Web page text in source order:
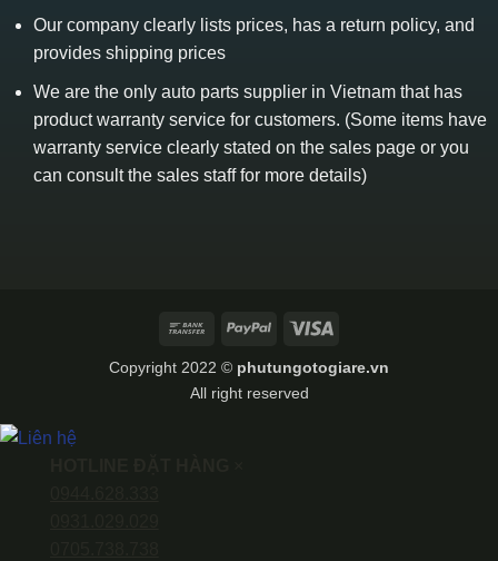
Our company clearly lists prices, has a return policy, and
provides shipping prices
We are the only auto parts supplier in Vietnam that has
product warranty service for customers. (Some items have
warranty service clearly stated on the sales page or you
can consult the sales staff for more details)
Bank
PayPal
Copyright 2022 © phutungotogiare.vn
All right reserved